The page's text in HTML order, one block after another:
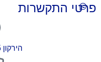
פרטי התקשרות
הירקון 5 א' בני ברק